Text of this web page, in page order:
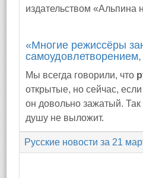
издательством «Альпина
«Многие режиссёры
самоудовлетворением,
Мы всегда говорили, что
открытые, но сейчас,
он довольно зажатый.
душу не выложит.
Русские новости за 21